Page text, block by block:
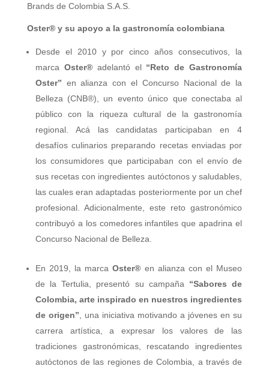
Brands de Colombia S.A.S.
Oster® y su apoyo a la gastronomía colombiana
Desde el 2010 y por cinco años consecutivos, la
marca Oster®adelantó el “Reto de Gastronomía
Oster” en alianza con el Concurso Nacional de la
Belleza (CNB®), un evento único que conectaba al
público con la riqueza cultural de la gastronomía
regional. Acá las candidatas participaban en 4
desafíos culinarios preparando recetas enviadas por
los consumidores que participaban con el envío de
sus recetas con ingredientes autóctonos y saludables,
las cuales eran adaptadas posteriormente por un chef
profesional. Adicionalmente, este reto gastronómico
contribuyó a los comedores infantiles que apadrina el
Concurso Nacional de Belleza.
En 2019, la marcaOster® en alianza con el Museo
de la Tertulia, presentó su campaña “Sabores de
Colombia, arte inspirado en nuestros ingredientes
de origen” , una iniciativa motivando a jóvenes en su
carrera artística, a expresar los valores de las
tradiciones gastronómicas, rescatando ingredientes
autóctonos de las regiones de Colombia, a través de